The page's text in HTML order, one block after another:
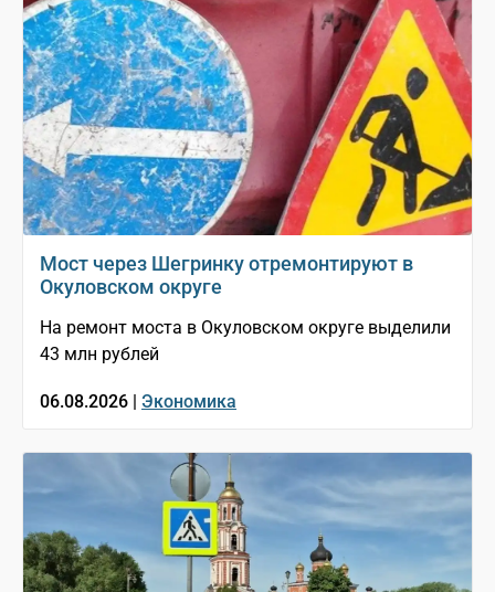
Мост через Шегринку отремонтируют в
Окуловском округе
На ремонт моста в Окуловском округе выделили
43 млн рублей
06.08.2026 | Экономика